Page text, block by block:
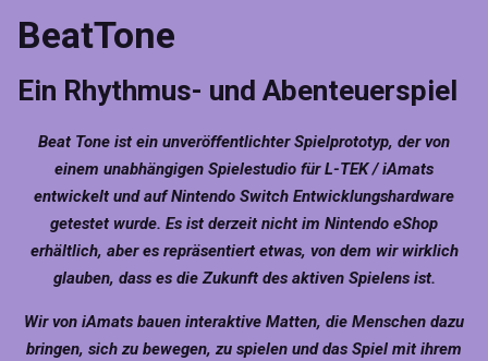
BeatTone
Ein Rhythmus- und Abenteuerspiel
Beat Tone ist ein unveröffentlichter Spielprototyp, der von
einem unabhängigen Spielestudio für L-TEK / iAmats
entwickelt und auf Nintendo Switch Entwicklungshardware
getestet wurde. Es ist derzeit nicht im Nintendo eShop
erhältlich, aber es repräsentiert etwas, von dem wir wirklich
glauben, dass es die Zukunft des aktiven Spielens ist.
Wir von iAmats bauen interaktive Matten, die Menschen dazu
bringen, sich zu bewegen, zu spielen und das Spiel mit ihrem